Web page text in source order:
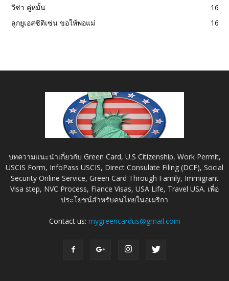
วีซ่า คู่หมั้น
16
ลูกยูเอสซิติเซ่น ขอให้พ่อแม่
16
บทความแนะนำเกี่ยวกับ Green Card, U.S Citizenship, Work Permit,
USCIS Form, InfoPass USCIS, Direct Consulate Filing (DCF), Social
Security Online Service, Green Card Through Family, Immigrant
Visa step, NVC Process, Fiance Visas, USA Life, Travel USA. เพื่อ
ประโยชน์สำหรับคนไทยในอเมริกา
Contact us: mygreencardus@gmail.com